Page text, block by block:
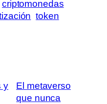
criptomonedas
token
y
El metaverso
que nunca